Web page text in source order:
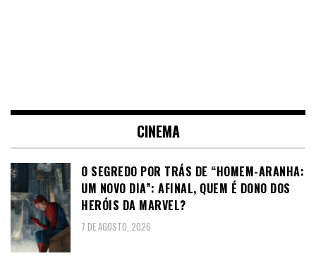
CINEMA
O SEGREDO POR TRÁS DE “HOMEM-ARANHA:
UM NOVO DIA”: AFINAL, QUEM É DONO DOS
HERÓIS DA MARVEL?
7 DE AGOSTO, 2026